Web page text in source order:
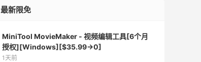
最新限免
MiniTool MovieMaker - 视频编辑工具[6个月
授权][Windows][$35.99→0]
1天前